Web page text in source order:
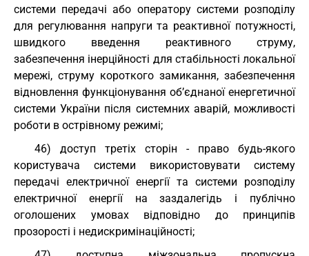
системи передачі або оператору системи розподілу
для регулювання напруги та реактивної потужності,
швидкого введення реактивного струму,
забезпечення інерційності для стабільності локальної
мережі, струму короткого замикання, забезпечення
відновлення функціонування об’єднаної енергетичної
системи України після системних аварій, можливості
роботи в острівному режимі;
46) доступ третіх сторін - право будь-якого
користувача системи використовувати систему
передачі електричної енергії та системи розподілу
електричної енергії на заздалегідь і публічно
оголошених умовах відповідно до принципів
прозорості і недискримінаційності;